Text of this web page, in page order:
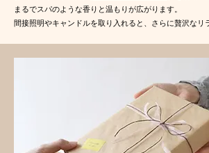
まるでスパのような香りと温もりが広がります。
間接照明やキャンドルを取り入れると、さらに贅沢なリ